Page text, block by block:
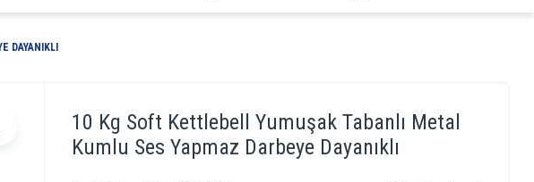
DAYANIKLI
10 Kg Soft Kettlebell Yumuşak Tabanlı Metal
Kumlu Ses Yapmaz Darbeye Dayanıklı